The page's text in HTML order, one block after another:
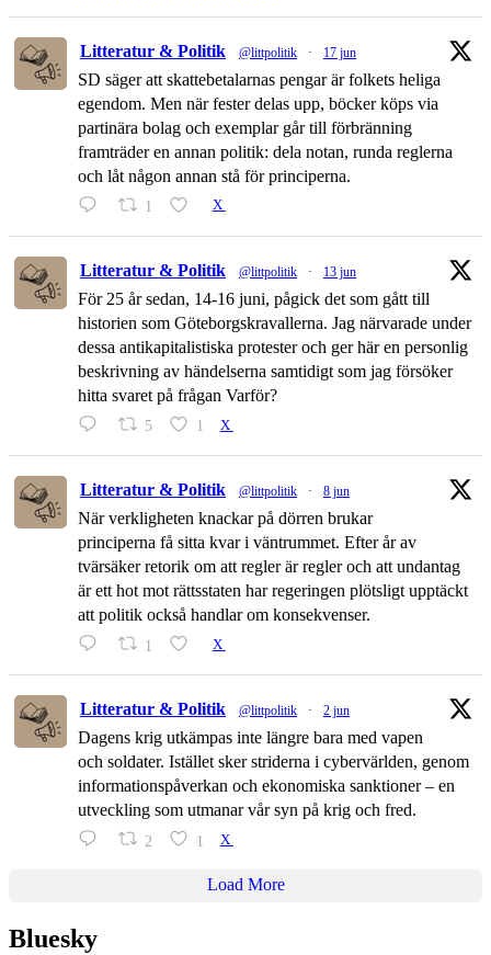
Litteratur & Politik @littpolitik · 17 jun
SD säger att skattebetalarnas pengar är folkets heliga
egendom. Men när fester delas upp, böcker köps via
partinära bolag och exemplar går till förbränning
framträder en annan politik: dela notan, runda reglerna
och låt någon annan stå för principerna.
1 X
Litteratur & Politik @littpolitik · 13 jun
För 25 år sedan, 14-16 juni, pågick det som gått till
historien som Göteborgskravallerna. Jag närvarade under
dessa antikapitalistiska protester och ger här en personlig
beskrivning av händelserna samtidigt som jag försöker
hitta svaret på frågan Varför?
5 1 X
Litteratur & Politik @littpolitik · 8 jun
När verkligheten knackar på dörren brukar
principerna få sitta kvar i väntrummet. Efter år av
tvärsäker retorik om att regler är regler och att undantag
är ett hot mot rättsstaten har regeringen plötsligt upptäckt
att politik också handlar om konsekvenser.
1 X
Litteratur & Politik @littpolitik · 2 jun
Dagens krig utkämpas inte längre bara med vapen
och soldater. Istället sker striderna i cybervärlden, genom
informationspåverkan och ekonomiska sanktioner – en
utveckling som utmanar vår syn på krig och fred.
2 1 X
Load More
Bluesky